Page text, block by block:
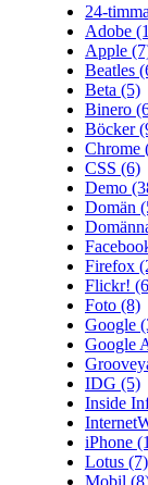
24-
Adobe
Apple
Beatles
Beta (5)
Binero
Böcker
Chrome
CSS (6)
Demo
Domän
Firefox
Flickr!
Foto (8)
Google
Google
IDG (5)
Inside
iPhone
Lotus (7)
Mobil